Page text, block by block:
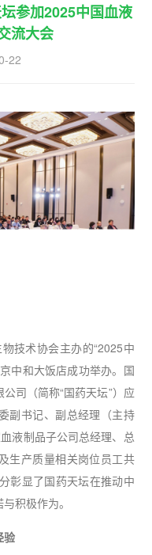
参加2025中国血液
流大会
22
技术协会主办的“2025中
中和大饭店成功举办。国
司（简称“国药天坛”）应
副书记、副总经理（主持
液制品子公司总经理、总
生产质量相关岗位员工共
彰显了国药天坛在推动中
积极作为。
验